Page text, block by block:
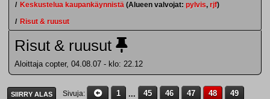
/ Keskustelua kaupankäynnistä (Alueen valvojat: pylvis, rjf)
/ Risut & ruusut
Risut & ruusut
Aloittaja copter, 04.08.07 - klo: 22.12
SIIRRY ALAS Sivuja 1 ... 45 46 47 48
49